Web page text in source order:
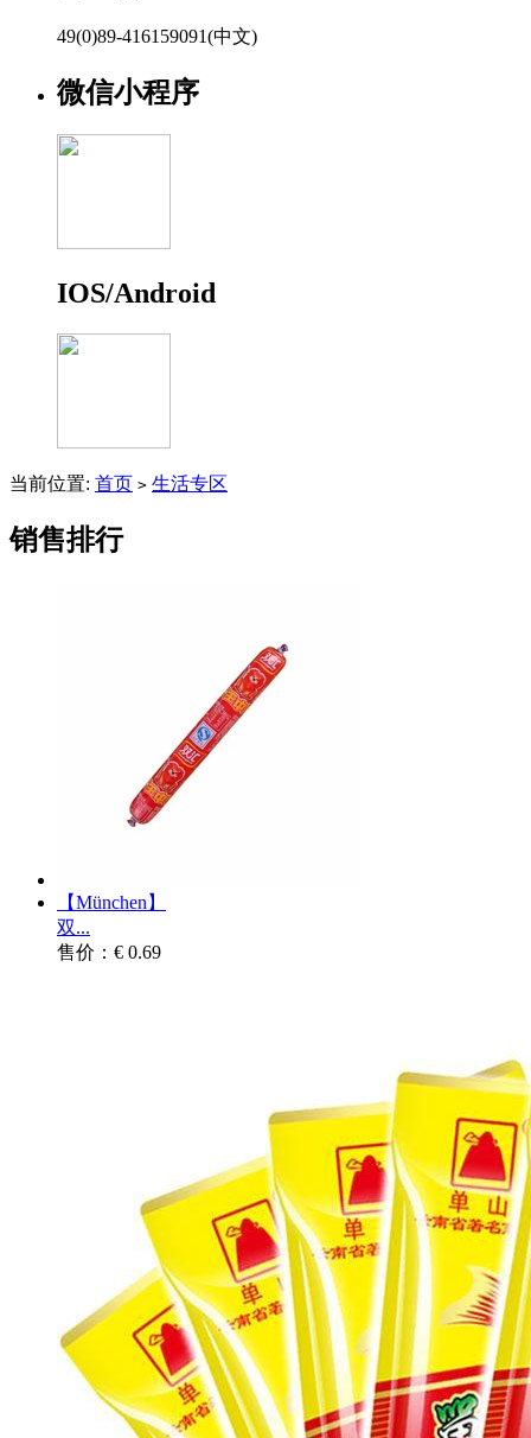
49(0)89-416159091(中文)
微信小程序
IOS/Android
当前位置: 首页 > 生活专区
销售排行
【München】
双...
售价：€ 0.69